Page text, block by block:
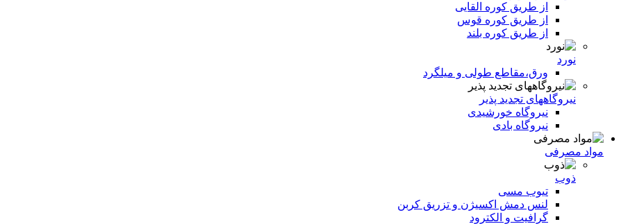
از طریق کوره القایی
از طریق کوره قوس
از طریق کوره بلند
نورد
ورق،مقاطع طولی و میلگرد
نیروگاههای تجدید پذیر
نیروگاه خورشیدی
نیروگاه بادی
مواد مصرفی
ذوب
تیوب مسی
لنس دمش اکسیژن و تزریق کربن
گرافیت و الکترود